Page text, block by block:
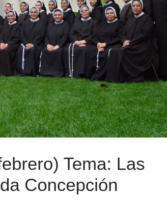
Tema: Las
Concepción